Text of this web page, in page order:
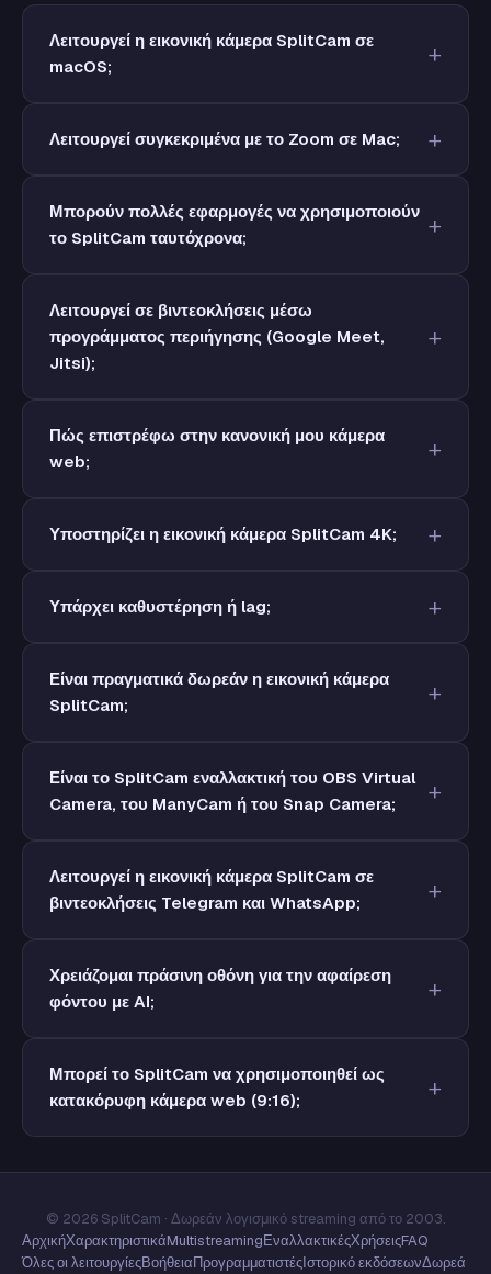
Λειτουργεί η εικονική κάμερα SplitCam σε
macOS;
Λειτουργεί συγκεκριμένα με το Zoom σε Mac;
Μπορούν πολλές εφαρμογές να χρησιμοποιούν
το SplitCam ταυτόχρονα;
Λειτουργεί σε βιντεοκλήσεις μέσω
προγράμματος περιήγησης (Google Meet,
Jitsi);
Πώς επιστρέφω στην κανονική μου κάμερα
web;
Υποστηρίζει η εικονική κάμερα SplitCam 4K;
Υπάρχει καθυστέρηση ή lag;
Είναι πραγματικά δωρεάν η εικονική κάμερα
SplitCam;
Είναι το SplitCam εναλλακτική του OBS Virtual
Camera, του ManyCam ή του Snap Camera;
Λειτουργεί η εικονική κάμερα SplitCam σε
βιντεοκλήσεις Telegram και WhatsApp;
Χρειάζομαι πράσινη οθόνη για την αφαίρεση
φόντου με AI;
Μπορεί το SplitCam να χρησιμοποιηθεί ως
κατακόρυφη κάμερα web (9:16);
© 2026 SplitCam · Δωρεάν λογισμικό streaming από το 2003.
ΑρχικήΧαρακτηριστικάMultistreamingΕναλλακτικέςΧρήσειςFAQ
Όλες οι λειτουργίεςΒοήθειαΠρογραμματιστέςΙστορικό εκδόσεωνΔωρεά